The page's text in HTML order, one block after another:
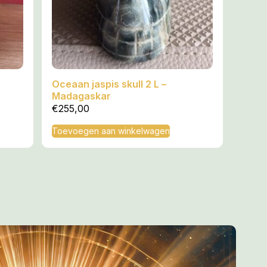
Oceaan jaspis skull 2 L –
Madagaskar
€255,00
Toevoegen aan winkelwagen